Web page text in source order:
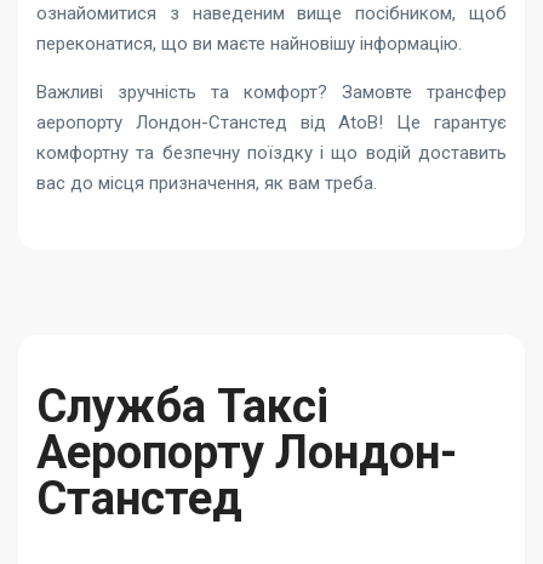
ознайомитися з наведеним вище посібником, щоб
переконатися, що ви маєте найновішу інформацію.
Важливі зручність та комфорт? Замовте трансфер
аеропорту Лондон-Станстед від AtoB! Це гарантує
комфортну та безпечну поїздку і що водій доставить
вас до місця призначення, як вам треба.
Служба Таксі
Аеропорту Лондон-
Станстед